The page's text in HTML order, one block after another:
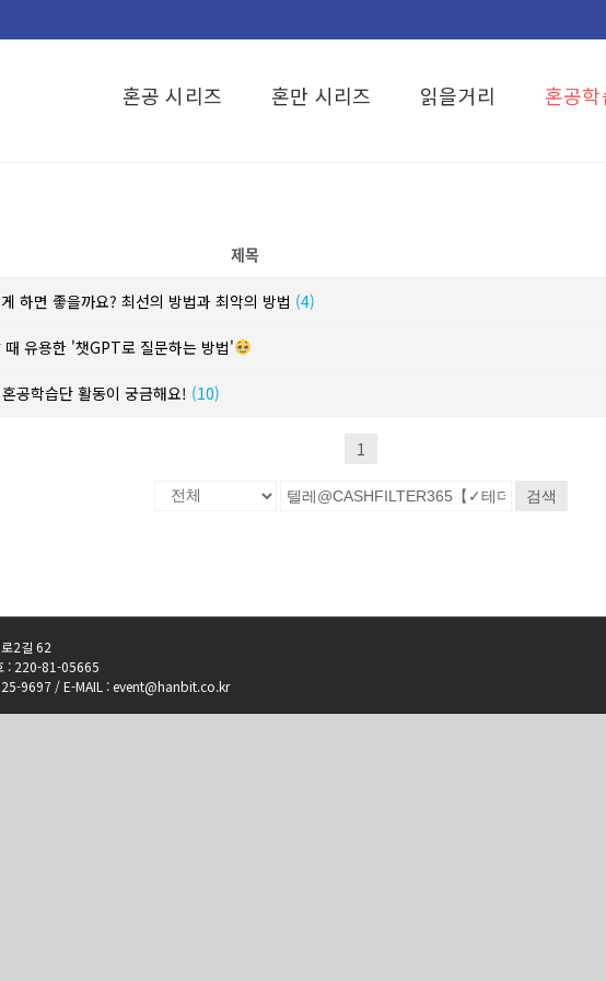
혼공 시리즈 혼만 시리즈 읽을거리 혼공
제목
하면 좋을까요? 최선의 방법과 최악의 방법 (4)
때 유용한 '챗GPT로 질문하는 방법'
공학습단 활동이 궁금해요! (10)
1
검색
2길 62
: 220-81-05665
9697 / E-MAIL : event@hanbit.co.kr